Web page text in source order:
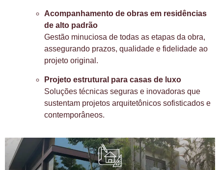
Acompanhamento de obras em residências
de alto padrão
Gestão minuciosa de todas as etapas da obra,
assegurando prazos, qualidade e fidelidade ao
projeto original.
Projeto estrutural para casas de luxo
Soluções técnicas seguras e inovadoras que
sustentam projetos arquitetônicos sofisticados e
contemporâneos.